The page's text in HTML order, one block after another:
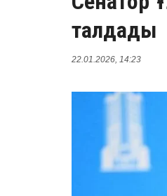
талдады
22.01.2026, 14:23